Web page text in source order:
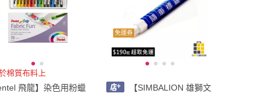
棉質布料上
飛龍】染色用粉蠟
免運券
【SIMBALION 雄獅文